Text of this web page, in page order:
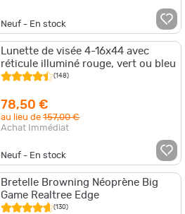
Neuf - En stock
Lunette de visée 4-16x44 avec
réticule illuminé rouge, vert ou bleu
(148)
78,50 €
au lieu de157,00 €
Achat Immédiat
Neuf - En stock
Bretelle Browning Néoprène Big
Game Realtree Edge
(130)